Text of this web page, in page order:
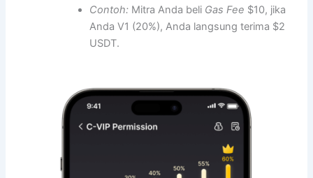
Contoh: Mitra Anda beli Gas Fee $10, jika
Anda V1 (20%), Anda langsung terima $2
USDT.